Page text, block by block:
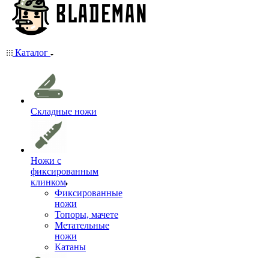
Каталог
Складные ножи
Ножи с
фиксированным
клинком
Фиксированные
ножи
Топоры, мачете
Метательные
ножи
Катаны